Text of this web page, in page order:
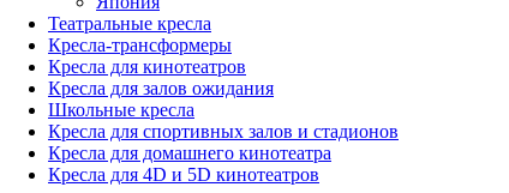
Театральные кресла
Кресла-трансформеры
Кресла для кинотеатров
Кресла для залов ожидания
Школьные кресла
Кресла для спортивных залов и стадионов
Кресла для домашнего кинотеатра
Кресла для 4D и 5D кинотеатров